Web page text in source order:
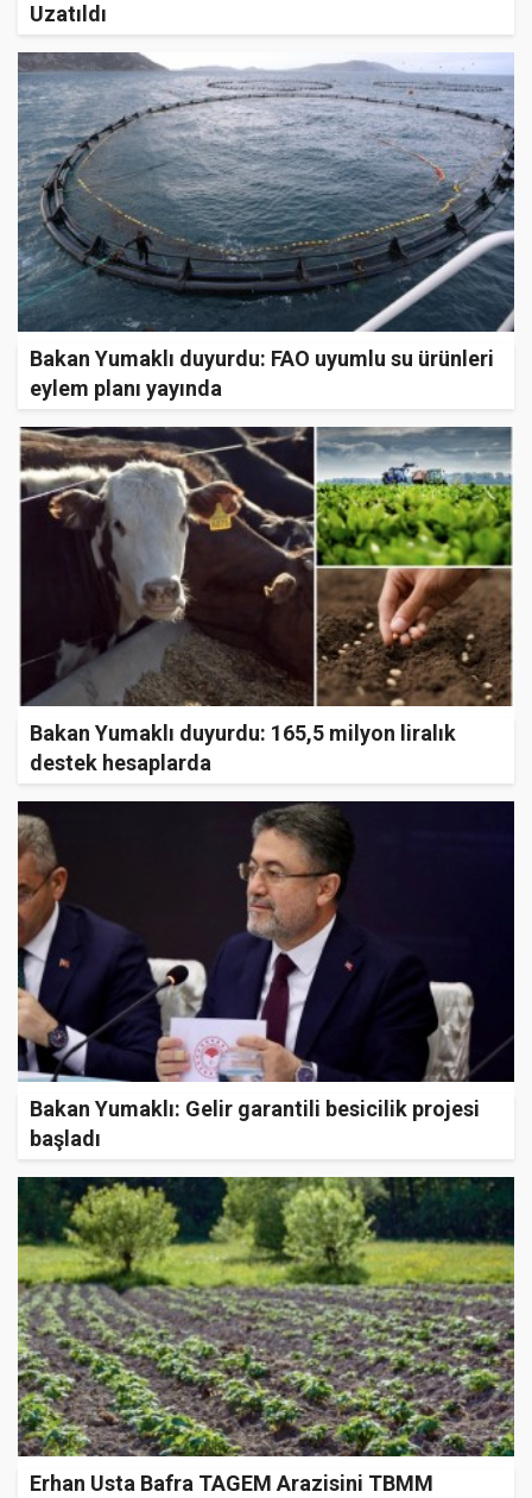
Uzatıldı
Bakan Yumaklı duyurdu: FAO uyumlu su ürünleri
eylem planı yayında
Bakan Yumaklı duyurdu: 165,5 milyon liralık
destek hesaplarda
Bakan Yumaklı: Gelir garantili besicilik projesi
başladı
Erhan Usta Bafra TAGEM Arazisini TBMM